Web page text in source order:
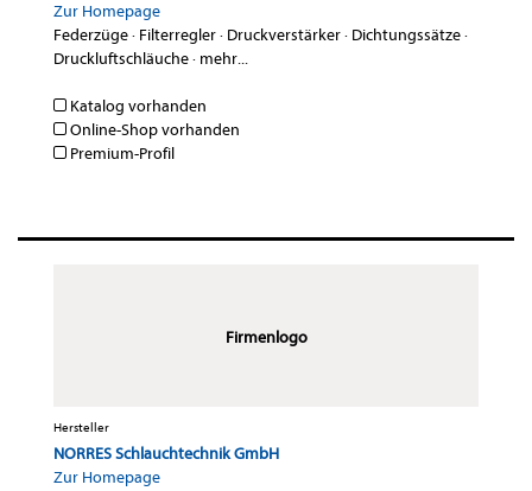
Zur Homepage
Federzüge· Filterregler· Druckverstärker· Dichtungssätze·
Druckluftschläuche· mehr...
Katalog vorhanden
Online-Shop vorhanden
Premium-Profil
Firmenlogo
Hersteller
NORRES Schlauchtechnik GmbH
Zur Homepage